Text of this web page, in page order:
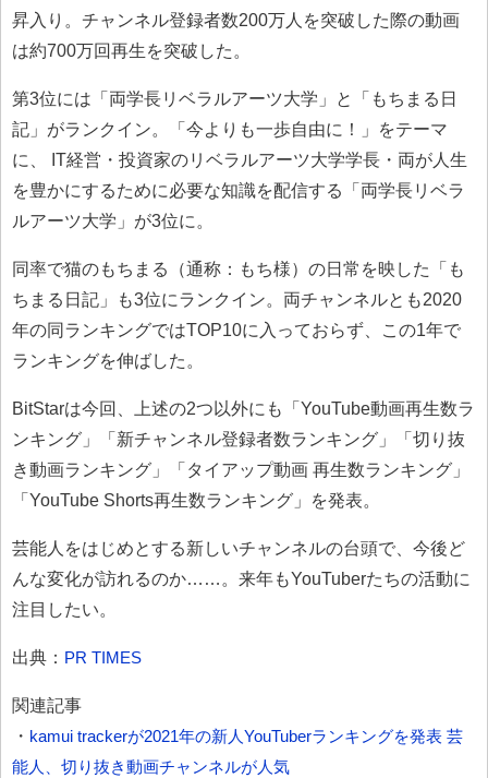
昇入り。チャンネル登録者数200万人を突破した際の動画
は約700万回再生を突破した。
第3位には「両学長リベラルアーツ大学」と「もちまる日
記」がランクイン。「今よりも一歩自由に！」をテーマ
に、 IT経営・投資家のリベラルアーツ大学学長・両が人生
を豊かにするために必要な知識を配信する「両学長リベラ
ルアーツ大学」が3位に。
同率で猫のもちまる（通称：もち様）の日常を映した「も
ちまる日記」も3位にランクイン。両チャンネルとも2020
年の同ランキングではTOP10に入っておらず、この1年で
ランキングを伸ばした。
BitStarは今回、上述の2つ以外にも「YouTube動画再生数ラ
ンキング」「新チャンネル登録者数ランキング」「切り抜
き動画ランキング」「タイアップ動画 再生数ランキング」
「YouTube Shorts再生数ランキング」を発表。
芸能人をはじめとする新しいチャンネルの台頭で、今後ど
んな変化が訪れるのか……。来年もYouTuberたちの活動に
注目したい。
出典： PR TIMES
関連記事
・ kamui trackerが2021年の新人YouTuberランキングを発表 芸
能人、切り抜き動画チャンネルが人気